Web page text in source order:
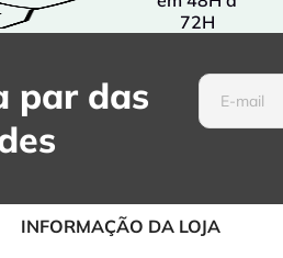
72H
par das
INFORMAÇÃO DA LOJA